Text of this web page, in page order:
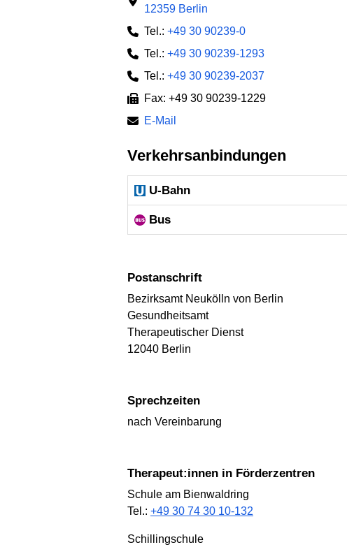
12359 Berlin
Tel.: +49 30 90239-0
Tel.: +49 30 90239-1293
Tel.: +49 30 90239-2037
Fax: +49 30 90239-1229
E-Mail
Verkehrsanbindungen
U-Bahn
Bus
Postanschrift
Bezirksamt Neukölln von Berlin
Gesundheitsamt
Therapeutischer Dienst
12040 Berlin
Sprechzeiten
nach Vereinbarung
Therapeut:innen in Förderzentren
Schule am Bienwaldring
Tel.: +49 30 74 30 10-132
Schillingschule